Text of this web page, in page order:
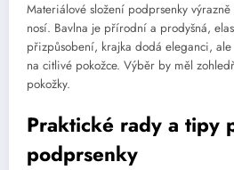
Materiálové složení podprsenky
nosí. Bavlna je přírodní a prodyšná,
přizpůsobení, krajka dodá eleganci,
na citlivé pokožce. Výběr by měl
pokožky.
Praktické rady a tipy
podprsenky